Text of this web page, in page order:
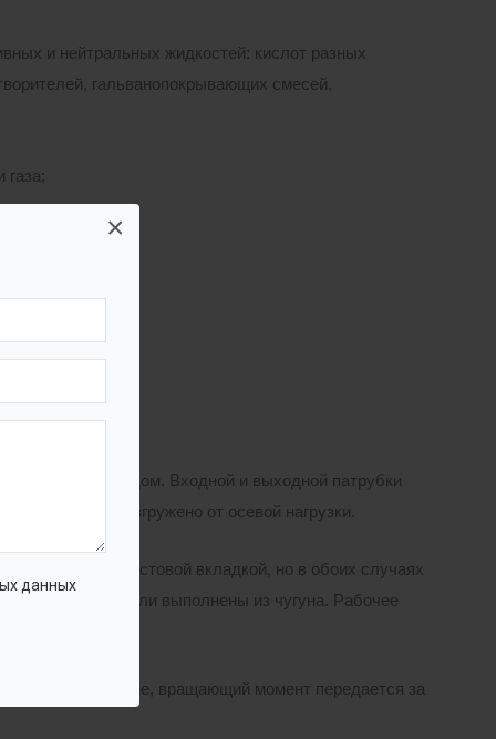
данных
×
и нейтральных жидкостей: кислот разных
гальванопокрывающих смесей,
выходом. Входной и выходной патрубки
разгружено от осевой нагрузки.
с фторопластовой вкладкой, но в обоих случаях
Корпусные детали выполнены из чугуна. Рабочее
стальной раме, вращающий момент передается за